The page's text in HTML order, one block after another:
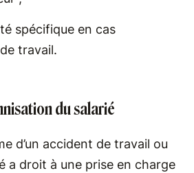
spécifique en cas
travail.
du salarié
d’un accident de travail ou
a droit à une prise en charge